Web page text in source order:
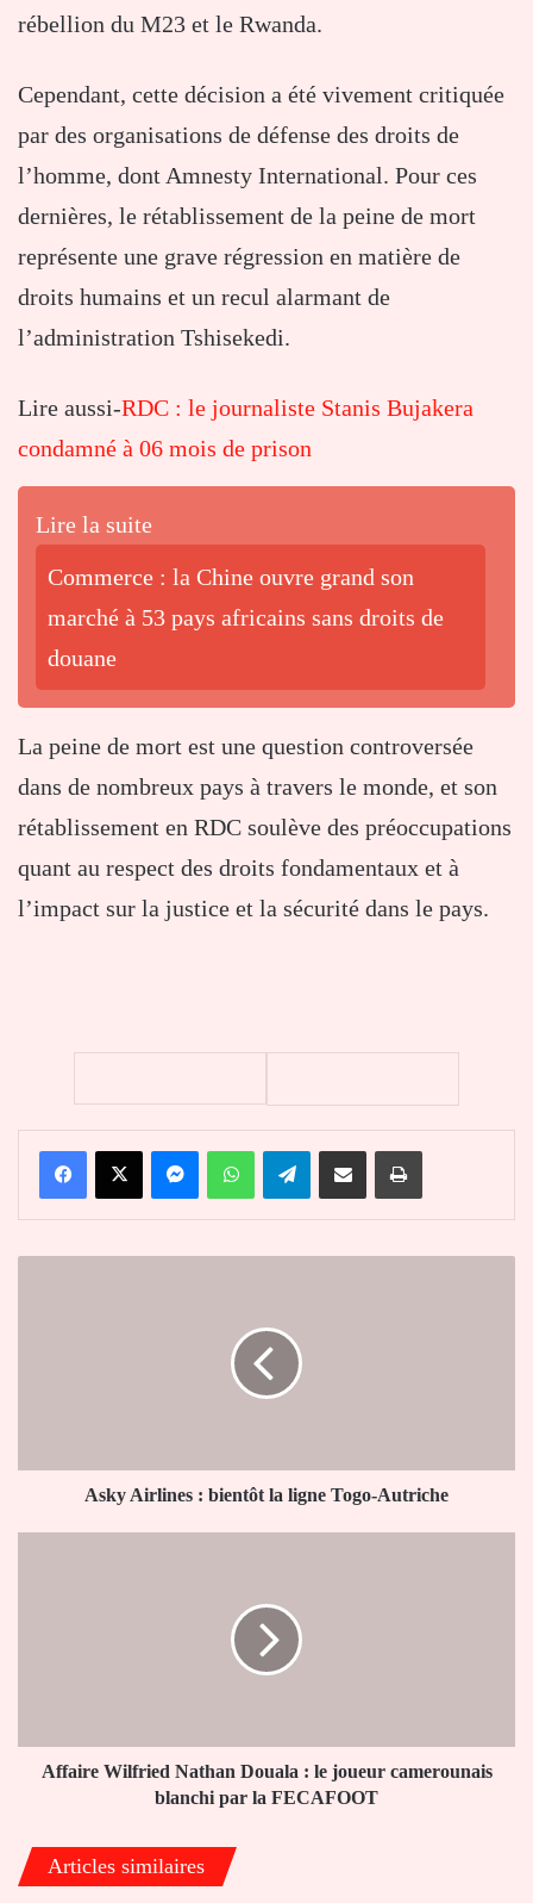
rébellion du M23 et le Rwanda.
Cependant, cette décision a été vivement critiquée
par des organisations de défense des droits de
l’homme, dont Amnesty International. Pour ces
dernières, le rétablissement de la peine de mort
représente une grave régression en matière de
droits humains et un recul alarmant de
l’administration Tshisekedi.
Lire aussi-RDC : le journaliste Stanis Bujakera
condamné à 06 mois de prison
Lire la suite
Commerce : la Chine ouvre grand son
marché à 53 pays africains sans droits de
douane
La peine de mort est une question controversée
dans de nombreux pays à travers le monde, et son
rétablissement en RDC soulève des préoccupations
quant au respect des droits fondamentaux et à
l’impact sur la justice et la sécurité dans le pays.
FacebookX MessengerWhatsAppTelegramPartager par email Imprimer
Asky Airlines : bientôt la ligne Togo-Autriche
blanchi
Affaire Wilfried Nathan Douala : le joueur camerounais
blanchi par la FECAFOOT
Articles similaires